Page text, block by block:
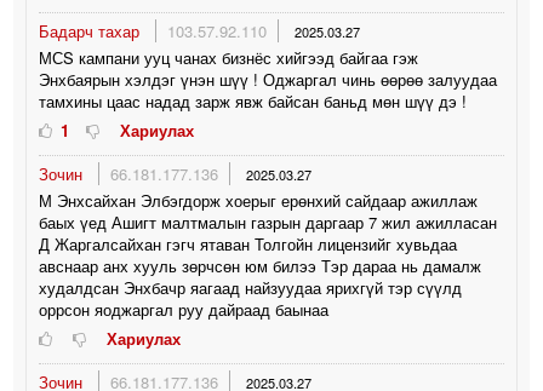
Бадарч тахар
103.57.92.110 2025.03.27
МСS кампани ууц чанах бизнёс хийгээд байгаа гэж
Энхбаярын хэлдэг үнэн шүү ! Оджаргал чинь өөрөө залуудаа
тамхины цаас надад зарж явж байсан баньд мөн шүү дэ !
1
Хариулах
Зочин
66.181.177.136 2025.03.27
М Энхсайхан Элбэгдорж хоерыг ерөнхий сайдаар ажиллаж
баых үед Ашигт малтмалын газрын даргаар 7 жил ажилласан
Д Жаргалсайхан гэгч ятаван Толгойн лицензийг хувьдаа
авснаар анх хууль зөрчсөн юм билээ Тэр дараа нь дамалж
худалдсан Энхбачр яагаад найзуудаа ярихгүй тэр сүүлд
оррсон яоджаргал руу дайраад баынаа
Хариулах
Зочин
66.181.177.136 2025.03.27